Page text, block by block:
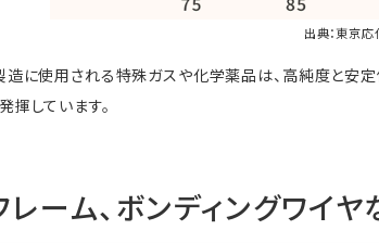
出典：東京応
造に使用される特殊ガスや化学薬品は、高純度と安
揮しています。
レーム、ボンディングワイ